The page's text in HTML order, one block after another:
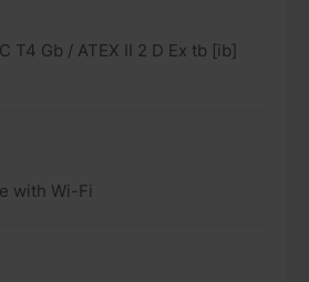
T4 Gb / ATEX II 2 D Ex tb [ib]
with Wi-Fi